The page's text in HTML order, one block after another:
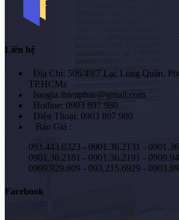
Liên hệ
Địa Chỉ: 506/49/7 Lạc Long Quân,
TP.HCMz
baogia.thienphuc@gmail.com
Hotline: 0903 897 980
Điện Thoại: 0903 897 980
Báo Giá :
093.443.0323 - 0901.36.2131 -
0901.36.2181 - 0901.36.2191 -
0909.929.809 - 093.215.6929 -
Facebook